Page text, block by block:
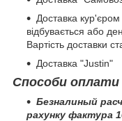
Доставка кур'єром
відбувається або
Вартість доставки
Доставка "Justin"
Способи оплати
Безналиный
рахунку фактура